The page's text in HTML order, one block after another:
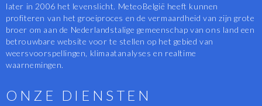
later in 2006 het levenslicht. MeteoBelgië heeft kunnen
profiteren van het groeiproces en de vermaardheid van zijn grote
broer om aan de Nederlandstalige gemeenschap van ons land een
betrouwbare website voor te stellen op het gebied van
weersvoorspellingen, klimaatanalyses en realtime
waarnemingen.
ONZE DIENSTEN